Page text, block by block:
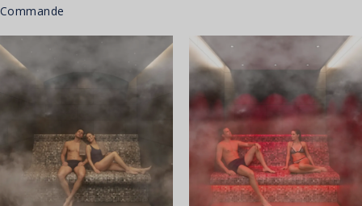
Commande